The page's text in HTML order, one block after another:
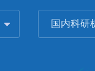
国内科研